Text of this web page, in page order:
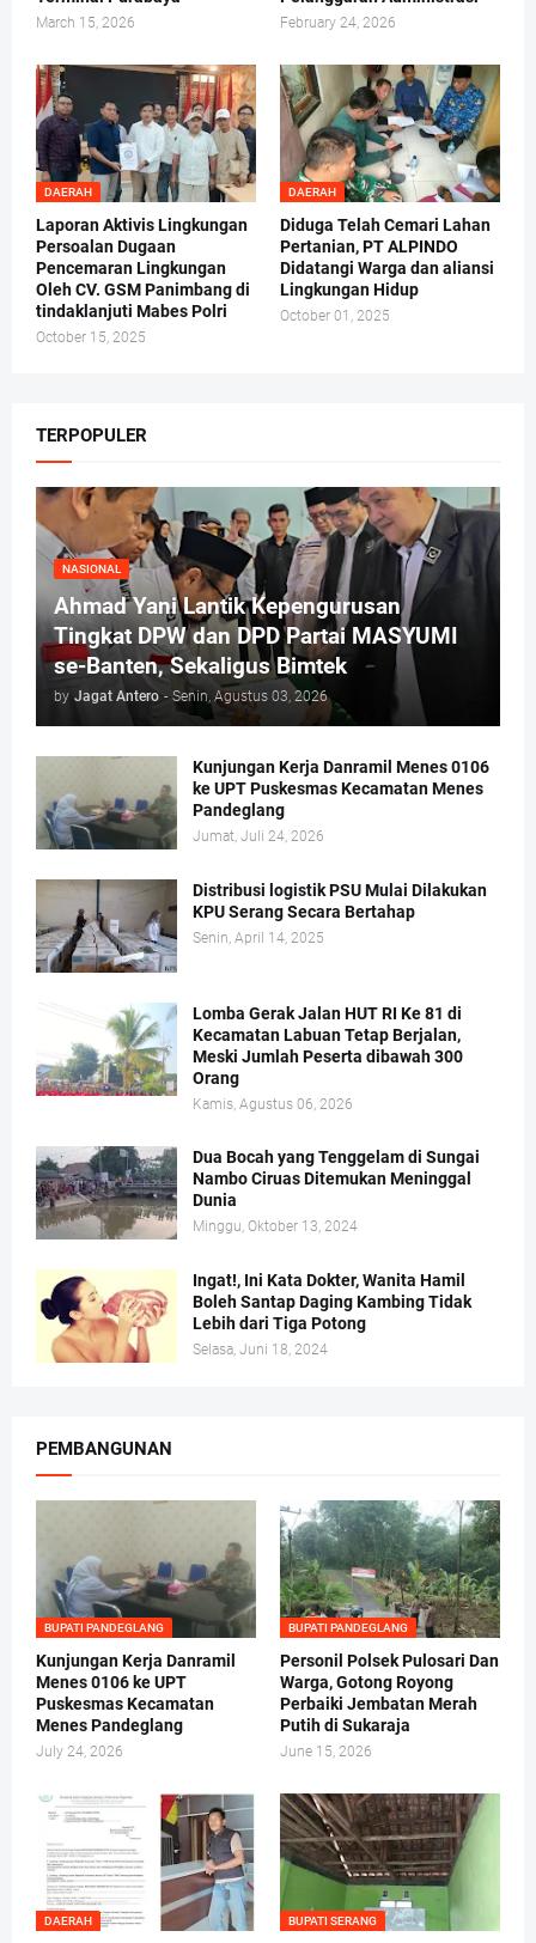
March 15, 2026 February 24, 2026
DAERAH
Laporan Aktivis Lingkungan
Persoalan Dugaan
Pencemaran Lingkungan
Oleh CV. GSM Panimbang di
tindaklanjuti Mabes Polri
October 15, 2025
DAERAH
Diduga Telah Cemari Lahan
Pertanian, PT ALPINDO
Didatangi Warga dan aliansi
Lingkungan Hidup
October 01, 2025
TERPOPULER
NASIONAL
Ahmad Yani Lantik Kepengurusan
Tingkat DPW dan DPD Partai MASYUMI
se-Banten, Sekaligus Bimtek
by Jagat Antero - Senin, Agustus 03, 2026
Kunjungan Kerja Danramil Menes 0106
ke UPT Puskesmas Kecamatan Menes
Pandeglang
Jumat, Juli 24, 2026
Distribusi logistik PSU Mulai Dilakukan
KPU Serang Secara Bertahap
Senin, April 14, 2025
Lomba Gerak Jalan HUT RI Ke 81 di
Kecamatan Labuan Tetap Berjalan,
Meski Jumlah Peserta dibawah 300
Orang
Kamis, Agustus 06, 2026
Dua Bocah yang Tenggelam di Sungai
Nambo Ciruas Ditemukan Meninggal
Dunia
Minggu, Oktober 13, 2024
Ingat!, Ini Kata Dokter, Wanita Hamil
Boleh Santap Daging Kambing Tidak
Lebih dari Tiga Potong
Selasa, Juni 18, 2024
PEMBANGUNAN
BUPATI PANDEGLANG
Kunjungan Kerja Danramil
Menes 0106 ke UPT
Puskesmas Kecamatan
Menes Pandeglang
July 24, 2026
BUPATI PANDEGLANG
Personil Polsek Pulosari Dan
Warga, Gotong Royong
Perbaiki Jembatan Merah
Putih di Sukaraja
June 15, 2026
DAERAH BUPATI SERANG